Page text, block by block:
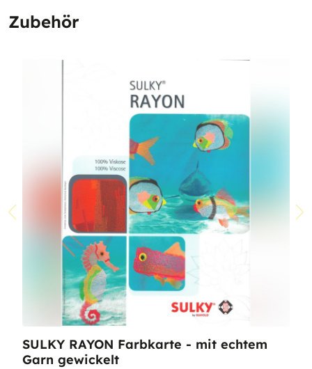
Zubehör
SULKY RAYON Farbkarte - mit echtem
Garn gewickelt